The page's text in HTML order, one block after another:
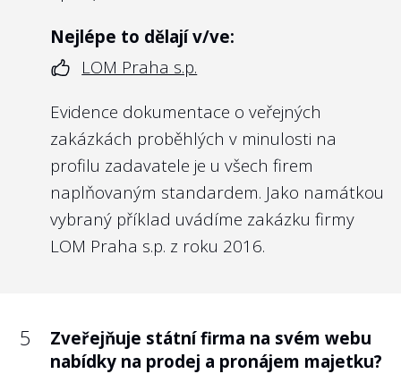
na webu státní firmy svá angažmá v
jiných právnických osobách (orgány
obchodních společností, spolků,
samospráv apod.)?
Doporučení:
Zde platí obdobně doporučení k otázce č.
dohledatelné u členů představenstva i
dozorčí rady např. u soukromé banky
Nejlépe to dělají v/ve:
LOM Praha s.p.
Evidence dokumentace o veřejných
zakázkách proběhlých v minulosti na
profilu zadavatele je u všech firem
naplňovaným standardem. Jako namátkou
vybraný příklad uvádíme zakázku firmy
LOM Praha s.p. z roku 2016.
5
Zveřejňuje státní firma na svém webu
nabídky na prodej a pronájem majetku?